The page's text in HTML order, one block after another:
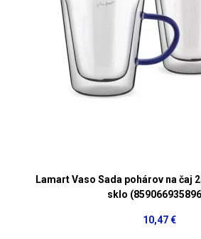
Lamart Vaso Sada pohárov na čaj
sklo
10,47 €